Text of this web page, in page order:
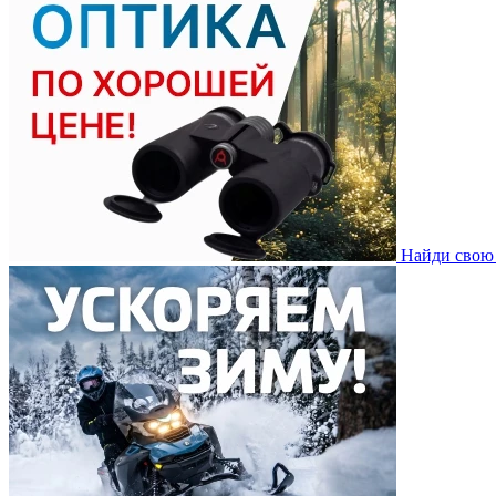
Найди свою